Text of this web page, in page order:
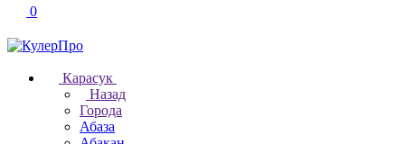
0
Карасук
Назад
Города
Абаза